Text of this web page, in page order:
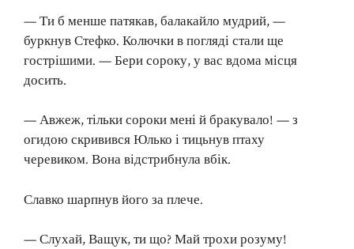
— Ти б менше патякав, балакайло мудрий, —
буркнув Стефко. Колючки в погляді стали ще
гострішими. — Бери сороку, у вас вдома місця
досить.
— Авжеж, тільки сороки мені й бракувало! — з
огидою скривився Юлько і тицьнув птаху
черевиком. Вона відстрибнула вбік.
Славко шарпнув його за плече.
— Слухай, Ващук, ти що? Май трохи розуму!